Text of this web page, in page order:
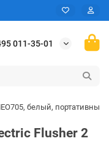
011-35-01
белый, портативный
Flusher 2